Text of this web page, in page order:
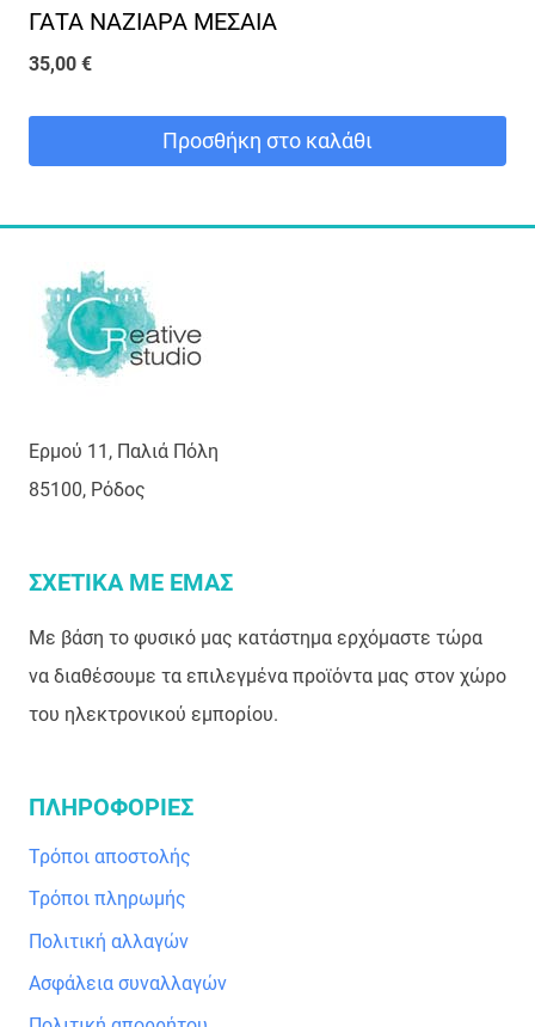
ΓΑΤΑ ΝΑΖΙΑΡΑ ΜΕΣΑΙΑ
35,00 €
Προσθήκη στο καλάθι
Ερμού 11, Παλιά Πόλη
85100, Ρόδος
ΣΧΕΤΙΚΑ ΜΕ ΕΜΑΣ
Με βάση το φυσικό μας κατάστημα ερχόμαστε τώρα
να διαθέσουμε τα επιλεγμένα προϊόντα μας στον χώρο
του ηλεκτρονικού εμπορίου.
ΠΛΗΡΟΦΟΡΙΕΣ
Τρόποι αποστολής
Τρόποι πληρωμής
Πολιτική αλλαγών
Ασφάλεια συναλλαγών